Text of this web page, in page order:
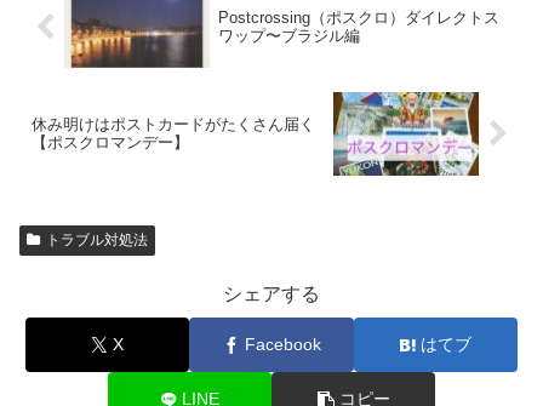
Postcrossing（ポスクロ）ダイレクトス
ワップ〜ブラジル編
休み明けはポストカードがたくさん届く
【ポスクロマンデー】
トラブル対処法
シェアする
X Facebook はてブ
LINE コピー